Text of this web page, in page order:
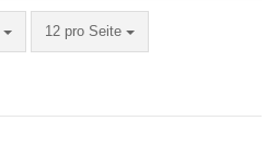
12 pro Seite
pro Seite